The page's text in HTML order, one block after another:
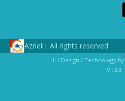
All rights reserved |
Azrieli
UI / Design / Technology by
v1.0.0